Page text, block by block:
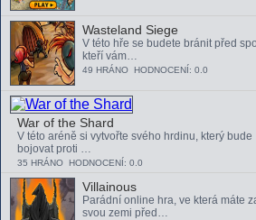
Wasteland Siege
V této hře se budete bránit před
kteří vám…
49 HRÁNO HODNOCENÍ: 0.0
War of the Shard
V této aréně si vytvořte svého hrdinu, který bude
bojovat proti …
35 HRÁNO HODNOCENÍ: 0.0
Villainous
Parádní online hra, ve která máte
svou zemi před…